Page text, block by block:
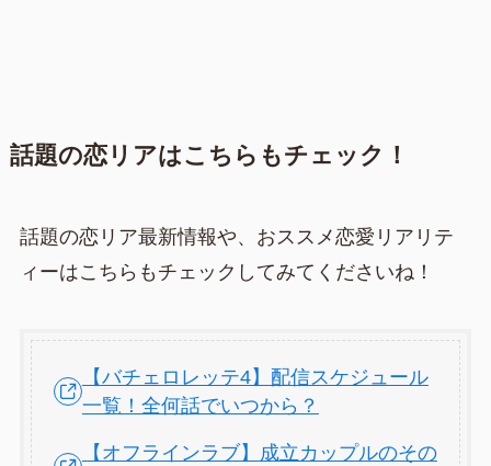
話題の恋リアはこちらもチェック！
話題の恋リア最新情報や、おススメ恋愛リアリテ
ィーはこちらもチェックしてみてくださいね！
【バチェロレッテ4】配信スケジュール
一覧！全何話でいつから？
【オフラインラブ】成立カップルのその